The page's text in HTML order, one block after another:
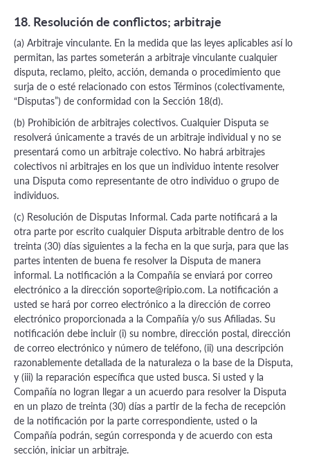
18. Resolución de conflictos; arbitraje
(a) Arbitraje vinculante. En la medida que las leyes aplicables así lo
permitan, las partes someterán a arbitraje vinculante cualquier
disputa, reclamo, pleito, acción, demanda o procedimiento que
surja de o esté relacionado con estos Términos (colectivamente,
“Disputas”) de conformidad con la Sección 18(d).
(b) Prohibición de arbitrajes colectivos. Cualquier Disputa se
resolverá únicamente a través de un arbitraje individual y no se
presentará como un arbitraje colectivo. No habrá arbitrajes
colectivos ni arbitrajes en los que un individuo intente resolver
una Disputa como representante de otro individuo o grupo de
individuos.
(c) Resolución de Disputas Informal. Cada parte notificará a la
otra parte por escrito cualquier Disputa arbitrable dentro de los
treinta (30) días siguientes a la fecha en la que surja, para que las
partes intenten de buena fe resolver la Disputa de manera
informal. La notificación a la Compañía se enviará por correo
electrónico a la dirección soporte@ripio.com. La notificación a
usted se hará por correo electrónico a la dirección de correo
electrónico proporcionada a la Compañía y/o sus Afiliadas. Su
notificación debe incluir (i) su nombre, dirección postal, dirección
de correo electrónico y número de teléfono, (ii) una descripción
razonablemente detallada de la naturaleza o la base de la Disputa,
y (iii) la reparación específica que usted busca. Si usted y la
Compañía no logran llegar a un acuerdo para resolver la Disputa
en un plazo de treinta (30) días a partir de la fecha de recepción
de la notificación por la parte correspondiente, usted o la
Compañía podrán, según corresponda y de acuerdo con esta
sección, iniciar un arbitraje.